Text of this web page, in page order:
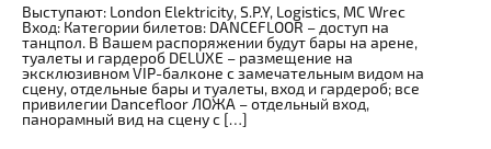
Выступают: London Elektricity, S.P.Y, Logistics, MC Wrec
Вход: Категории билетов: DANCEFLOOR – доступ на
танцпол. В Вашем распоряжении будут бары на арене,
туалеты и гардероб DELUXE – размещение на
эксклюзивном VIP-балконе с замечательным видом на
сцену, отдельные бары и туалеты, вход и гардероб; все
привилегии Dancefloor ЛОЖА – отдельный вход,
панорамный вид на сцену с […]